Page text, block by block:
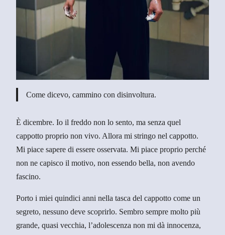
Come dicevo, cammino con disinvoltura.
È dicembre. Io il freddo non lo sento, ma senza quel
cappotto proprio non vivo. Allora mi stringo nel cappotto.
Mi piace sapere di essere osservata. Mi piace proprio perché
non ne capisco il motivo, non essendo bella, non avendo
fascino.
Porto i miei quindici anni nella tasca del cappotto come un
segreto, nessuno deve scoprirlo. Sembro sempre molto più
grande, quasi vecchia, l’adolescenza non mi dà innocenza,